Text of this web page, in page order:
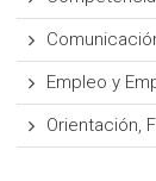
Empleo y
Orientación,